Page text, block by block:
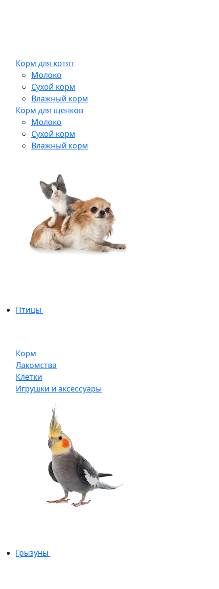
Корм для котят
Молоко
Сухой корм
Влажный корм
Корм для щенков
Молоко
Сухой корм
Влажный корм
Птицы
Корм
Лакомства
Клетки
Игрушки и аксессуары
Грызуны